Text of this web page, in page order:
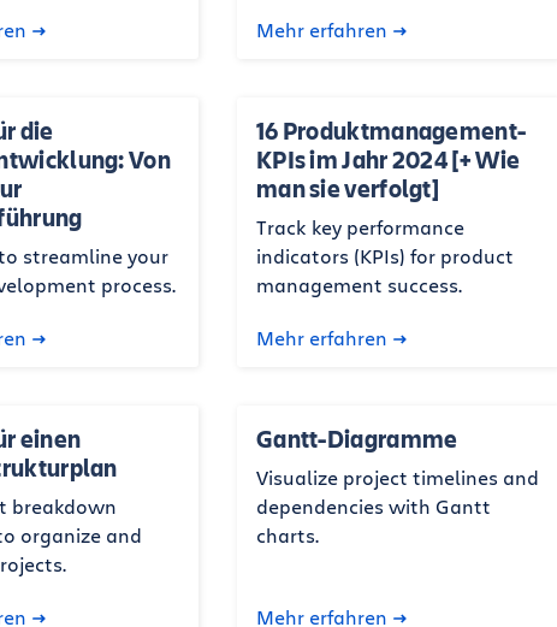
Mehr erfahren
die
Von
streamline your
process.
16 Produktmanagement-
KPIs im Jahr 2024 [+ Wie
man sie verfolgt]
Track key performance
indicators (KPIs) for product
management success.
Mehr erfahren
einen
breakdown
organize and
Gantt-Diagramme
Visualize project timelines and
dependencies with Gantt
charts.
Mehr erfahren